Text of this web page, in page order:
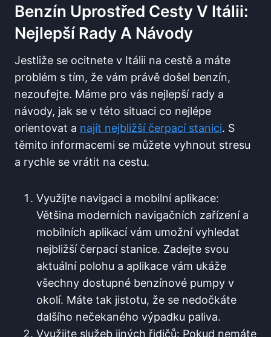
Benzín Uprostřed Cesty V Itálii:
Nejlepší Rady A Návody
Jestliže se ocitnete v Itálii na cestě a máte
problém⁤ s tím, že vám právě došel benzín,⁣
nezoufejte. Máme pro vás nejlepší rady⁣ a
návody, jak se v této situaci co⁢ nejlépe
orientovat a najít ⁣nejbližší čerpací stanici. S
těmito informacemi se můžete vyhnout stresu
a rychle se ​vrátit na cestu.
Využijte navigaci a mobilní ​aplikace:
Většina moderních navigačních​ zařízení a
mobilních aplikací vám umožní⁣ vyhledat
nejbližší čerpací stanice. Zadejte svou
aktuální polohu a aplikace vám ukáže
všechny ⁢dostupné benzínové pumpy v
okolí. Máte tak jistotu, že se nedočkáte
dalšího nečekaného výpadku​ paliva.
Využijte služeb jiných‌ řidičů: Pokud ⁢nemáte